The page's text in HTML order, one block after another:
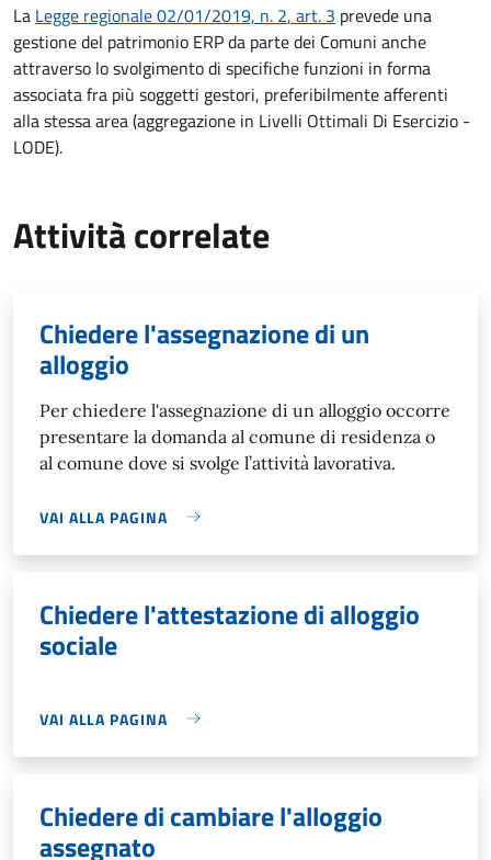
La Legge regionale 02/01/2019, n. 2, art. 3 prevede una
gestione del patrimonio ERP da parte dei Comuni anche
attraverso lo svolgimento di specifiche funzioni in forma
associata fra più soggetti gestori, preferibilmente afferenti
alla stessa area (aggregazione in Livelli Ottimali Di Esercizio -
LODE).
Attività correlate
Chiedere l'assegnazione di un
alloggio
Per chiedere l'assegnazione di un alloggio occorre
presentare la domanda al comune di residenza o
al comune dove si svolge l’attività lavorativa.
VAI ALLA PAGINA
Chiedere l'attestazione di alloggio
sociale
VAI ALLA PAGINA
Chiedere di cambiare l'alloggio
assegnato